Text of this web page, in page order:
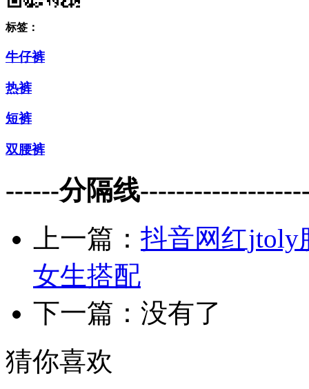
标签：
牛仔裤
热裤
短裤
双腰裤
------分隔线
上一篇： 抖音网红jtoly
女生搭配
下一篇：没有了
猜你喜欢